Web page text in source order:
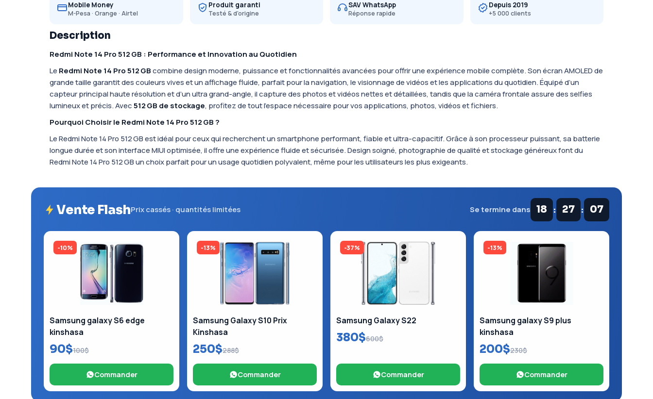
Mobile Money
M-Pesa · Orange · Airtel
Produit garanti
Testé & d'origine
SAV WhatsApp
Réponse rapide
Depuis 2019
+5 000 clients
Description
Redmi Note 14 Pro 512 GB : Performance et Innovation au Quotidien
Le Redmi Note 14 Pro 512 GBcombine design moderne, puissance et fonctionnalités avancées pour offrir une expérience mobile complète. Son écran AMOLED de
grande taille garantit des couleurs vives et un affichage fluide, parfait pour la navigation, le visionnage de vidéos et les applications du quotidien. Équipé d’un
capteur principal haute résolution et d’un ultra grand-angle, il capture des photos et vidéos nettes et détaillées, tandis que la caméra frontale assure des selfies
lumineux et précis. Avec512 GB de stockage, profitez de tout l’espace nécessaire pour vos applications, photos, vidéos et fichiers.
Pourquoi Choisir le Redmi Note 14 Pro 512 GB ?
Le Redmi Note 14 Pro 512 GB est idéal pour ceux qui recherchent un smartphone performant, fiable et ultra-capacitif. Grâce à son processeur puissant, sa batterie
longue durée et son interface MIUI optimisée, il offre une expérience fluide et sécurisée. Design soigné, photographie de qualité et stockage généreux font du
Redmi Note 14 Pro 512 GB un choix parfait pour un usage quotidien polyvalent, même pour les utilisateurs les plus exigeants.
Vente FlashPrix cassés · quantités limitées Se termine dans 18 : 27 : 07
-10%
Samsung galaxy S6 edge
kinshasa
90$100$
Commander
-13%
Samsung Galaxy S10 Prix
Kinshasa
250$288$
Commander
-37%
Samsung Galaxy S22
380$600$
Commander
-13%
Samsung galaxy S9 plus
kinshasa
200$230$
Commander